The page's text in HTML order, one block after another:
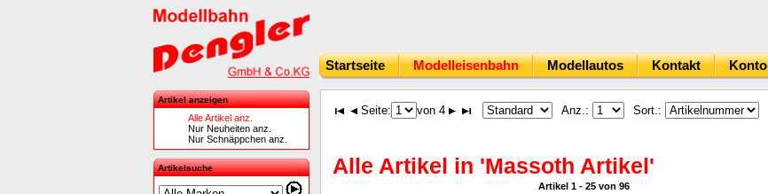
Startseite Modelleisenbahn Modellautos Kontakt Konto
Artikel anzeigen
Alle Artikel anz.
Nur Neuheiten anz.
Nur Schnäppchen anz.
Artikelsuche
Seite: von 4 Anz.: Sort.:
Alle Artikel in 'Massoth Artikel'
Artikel 1 - 25 von 96